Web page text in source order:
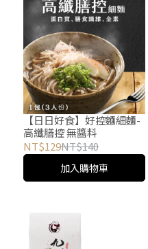
【日日好食】好控麵細麵-
高纖膳控 無醬料
NT$129NT$140
加入購物車